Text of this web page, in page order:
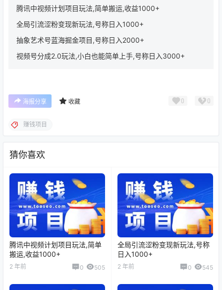
腾讯中视频计划项目玩法,简单搬运,收益1000+
全局引流涩粉变现新玩法,号称日入1000+
抽象艺术号蓝海掘金项目,号称日入2000+
视频号分成2.0玩法,小白也能简单上手,号称日入3000+
海报分享 收藏 0 0
赚钱项目
猜你喜欢
腾讯中视频计划项目玩法,简单
搬运,收益1000+
2 年前 0 505
全局引流涩粉变现新玩法,号称
日入1000+
2 年前 0 545